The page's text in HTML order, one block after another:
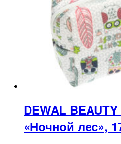
DEWAL
«Ночной лес»,